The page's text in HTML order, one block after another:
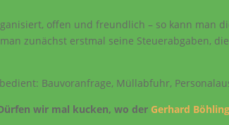
offen und freundlich – so kann man
zunächst erstmal seine Steuerabgaben,
Bauvoranfrage, Müllabfuhr,
wir mal kucken, wo der Gerhard Böhling